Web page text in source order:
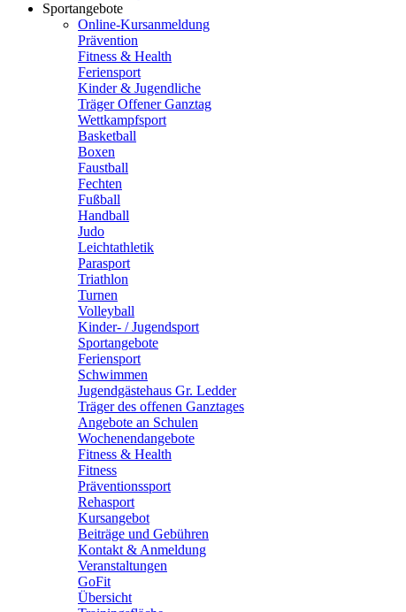
Sportangebote
Online-Kursanmeldung
Prävention
Fitness & Health
Feriensport
Kinder & Jugendliche
Träger Offener Ganztag
Wettkampfsport
Basketball
Boxen
Faustball
Fechten
Fußball
Handball
Judo
Leichtathletik
Parasport
Triathlon
Turnen
Volleyball
Kinder- / Jugendsport
Sportangebote
Feriensport
Schwimmen
Jugendgästehaus Gr. Ledder
Träger des offenen Ganztages
Angebote an Schulen
Wochenendangebote
Fitness & Health
Fitness
Präventionssport
Rehasport
Kursangebot
Beiträge und Gebühren
Kontakt & Anmeldung
Veranstaltungen
GoFit
Übersicht